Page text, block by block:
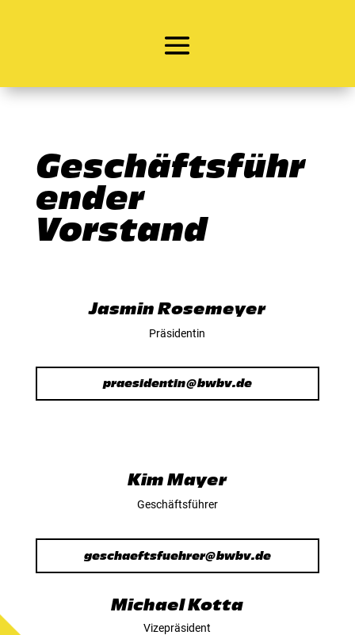
Geschäftsführ
ender
Vorstand
Jasmin Rosemeyer
Präsidentin
praesidentin@bwbv.de
Kim Mayer
Geschäftsführer
geschaeftsfuehrer@bwbv.de
Michael Kotta
Vizepräsident